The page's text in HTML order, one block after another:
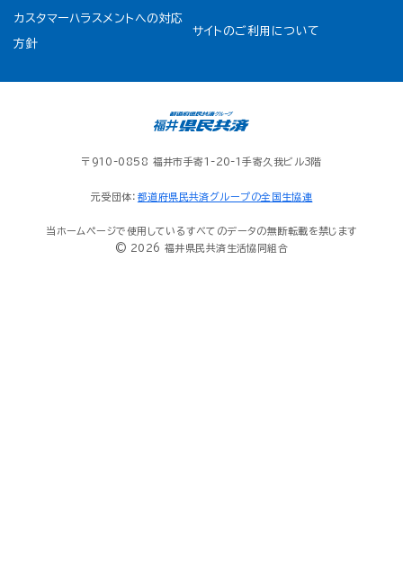
カスタマーハラスメントへの対応
方針
サイトのご利用について
〒910-0858 福井市手寄1-20-1手寄久我ビル3階
元受団体： 都道府県民共済グループの全国生協連
当ホームページで使用しているすべてのデータの無断転載を禁じます
© 2026 福井県民共済生活協同組合